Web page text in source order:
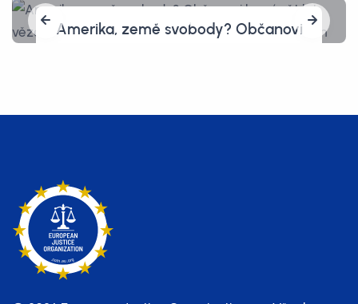
Amerika, země svobody? Občanovi